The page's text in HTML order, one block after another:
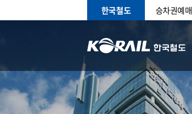
한국철도 승차권예매
CEO